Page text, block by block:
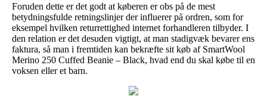
Foruden dette er det godt at køberen er obs på de mest
betydningsfulde retningslinjer der influerer på ordren, som for
eksempel hvilken returrettighed internet forhandleren tilbyder. I
den relation er det desuden vigtigt, at man stadigvæk bevarer ens
faktura, så man i fremtiden kan bekræfte sit køb af SmartWool
Merino 250 Cuffed Beanie – Black, hvad end du skal købe til en
voksen eller et barn.